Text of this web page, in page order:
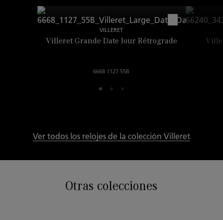
VILLERET
Villeret Grande Date Jour Rétrograde
6668 1127 55B
Ver todos los relojes de la colección Villeret
Otras colecciones